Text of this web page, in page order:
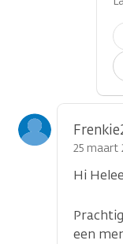
25 maart
Hi
een